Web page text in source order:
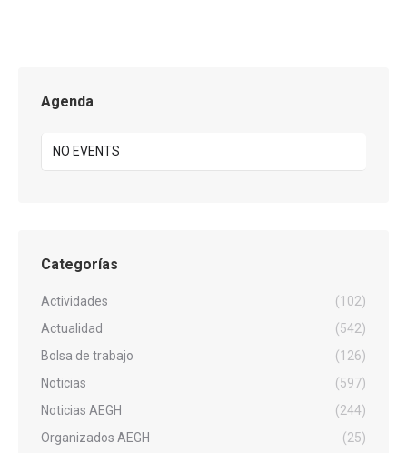
Agenda
NO EVENTS
Categorías
Actividades
(102)
Actualidad
(542)
Bolsa de trabajo
(126)
Noticias
(597)
Noticias AEGH
(244)
Organizados AEGH
(25)